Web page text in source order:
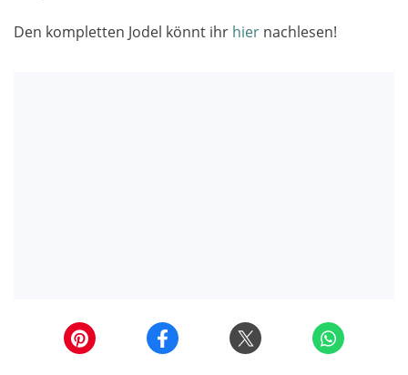
Den kompletten Jodel könnt ihr hier nachlesen!